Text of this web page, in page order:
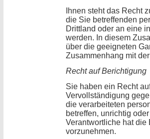
Ihnen steht das Recht
die Sie betreffenden
Drittland oder an eine
werden. In diesem
über die geeigneten
Zusammenhang mit
Recht auf Berichtigung
Sie haben ein Recht
Vervollständigung
die verarbeiteten
betreffen, unrichtig
Verantwortliche hat
vorzunehmen.